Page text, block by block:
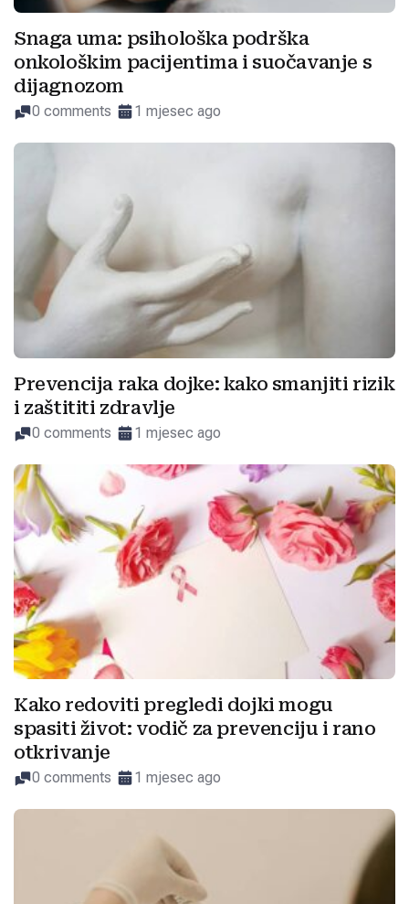
Snaga uma: psihološka podrška
onkološkim pacijentima i suočavanje s
dijagnozom
0 comments 1 mjesec ago
Prevencija raka dojke: kako smanjiti rizik
i zaštititi zdravlje
0 comments 1 mjesec ago
Kako redoviti pregledi dojki mogu
spasiti život: vodič za prevenciju i rano
otkrivanje
0 comments 1 mjesec ago